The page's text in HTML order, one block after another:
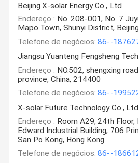
Beijing X-solar Energy Co., Ltd
Endereço : No. 208-001, No. 7
Mapo Town, Shunyi District, Beijing
Telefone de negócios: 86--
Jiangsu Yuanteng Fengsheng
Endereço : NO.502, shengxing
province, China, 214400
Telefone de negócios: 86--
X-solar Future Technology Co., Ltd
Endereço : Room A29, 24th
Edward Industrial Building, 706
San Po Kong, Hong Kong
Telefone de negócios: 86--